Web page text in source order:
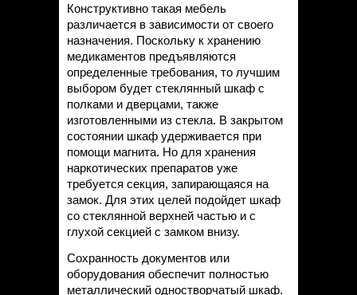
Конструктивно такая мебель
различается в зависимости от своего
назначения. Поскольку к хранению
медикаментов предъявляются
определенные требования, то лучшим
выбором будет стеклянный шкаф с
полками и дверцами, также
изготовленными из стекла. В закрытом
состоянии шкаф удерживается при
помощи магнита. Но для хранения
наркотических препаратов уже
требуется секция, запирающаяся на
замок. Для этих целей подойдет шкаф
со стеклянной верхней частью и с
глухой секцией с замком внизу.
Сохранность документов или
оборудования обеспечит полностью
металлический одностворчатый шкаф.